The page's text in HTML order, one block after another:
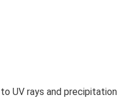
UV rays and precipitation